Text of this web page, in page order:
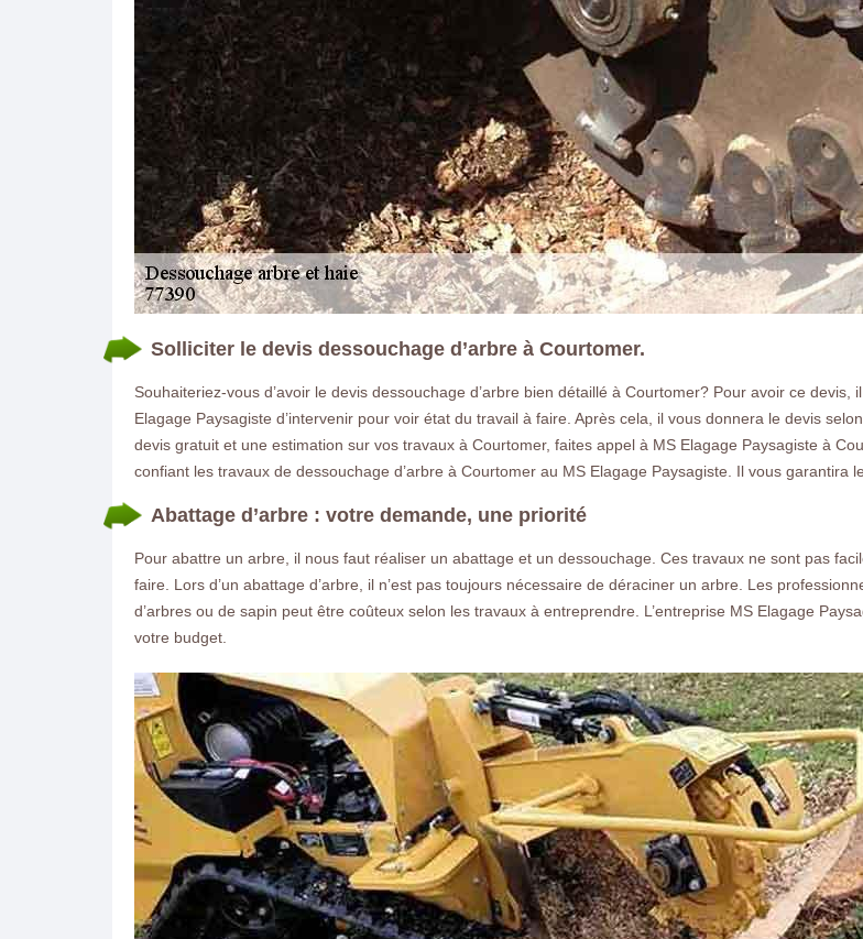
Solliciter le devis dessouchage d’arbre à Courtomer.
Souhaiteriez-vous d’avoir le devis dessouchage d’arbre bien détaillé à Courtomer? Pour avoir ce
Elagage Paysagiste d’intervenir pour voir état du travail à faire. Après cela, il vous donnera le devis
devis gratuit et une estimation sur vos travaux à Courtomer, faites appel à MS Elagage Paysagiste à
confiant les travaux de dessouchage d’arbre à Courtomer au MS Elagage Paysagiste. Il vous garantira
Abattage d’arbre : votre demande, une priorité
Pour abattre un arbre, il nous faut réaliser un abattage et un dessouchage. Ces travaux ne sont pas
faire. Lors d’un abattage d’arbre, il n’est pas toujours nécessaire de déraciner un arbre. Les
d’arbres ou de sapin peut être coûteux selon les travaux à entreprendre. L’entreprise MS Elagage
votre budget.